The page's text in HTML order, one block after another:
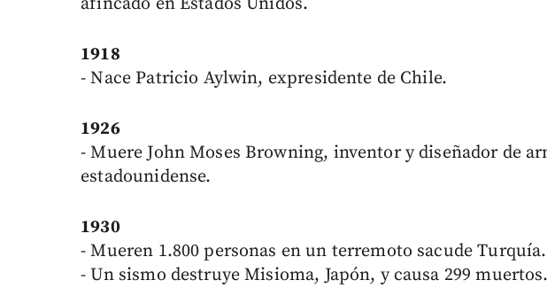
1918
- Nace Patricio Aylwin, expresidente de Chile.
1926
- Muere John Moses Browning, inventor y diseñador de
estadounidense.
1930
- Mueren 1.800 personas en un terremoto sacude Turquía.
- Un sismo destruye Misioma, Japón, y causa 299 muertos.